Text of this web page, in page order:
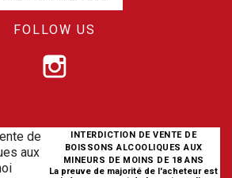
FOLLOW US
INTERDICTION DE VENTE DE
BOISSONS ALCOOLIQUES AUX
MINEURS DE MOINS DE 18 ANS
La preuve de majorité de l'acheteur est